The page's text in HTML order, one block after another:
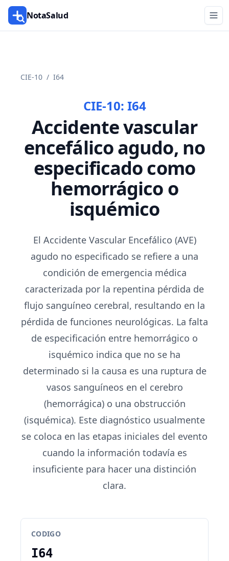
NotaSalud
CIE-10 / I64
CIE-10: I64
Accidente vascular
encefálico agudo, no
especificado como
hemorrágico o
isquémico
El Accidente Vascular Encefálico (AVE)
agudo no especificado se refiere a una
condición de emergencia médica
caracterizada por la repentina pérdida de
flujo sanguíneo cerebral, resultando en la
pérdida de funciones neurológicas. La falta
de especificación entre hemorrágico o
isquémico indica que no se ha
determinado si la causa es una ruptura de
vasos sanguíneos en el cerebro
(hemorrágica) o una obstrucción
(isquémica). Este diagnóstico usualmente
se coloca en las etapas iniciales del evento
cuando la información todavía es
insuficiente para hacer una distinción
clara.
CODIGO
I64